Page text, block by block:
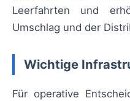
Leerfahrten und
Umschlag und der
Wichtige
Für operative